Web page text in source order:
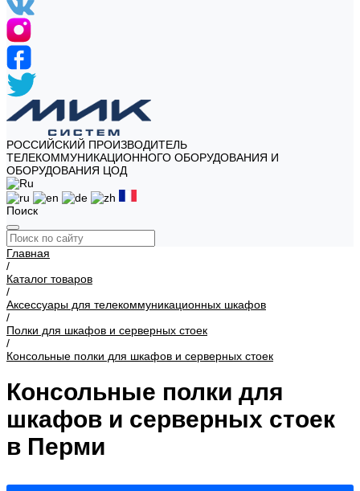
РОССИЙСКИЙ ПРОИЗВОДИТЕЛЬ
ТЕЛЕКОММУНИКАЦИОННОГО ОБОРУДОВАНИЯ И
ОБОРУДОВАНИЯ ЦОД
Поиск
Главная
/
Каталог товаров
/
Аксессуары для телекоммуникационных шкафов
/
Полки для шкафов и серверных стоек
/
Консольные полки для шкафов и серверных стоек
Консольные полки для
шкафов и серверных стоек
в Перми